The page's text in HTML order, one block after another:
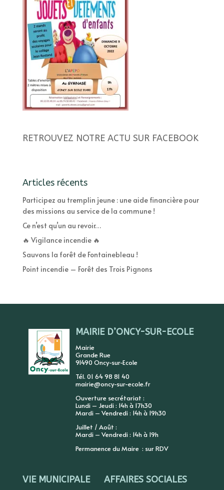
RETROUVEZ NOTRE ACTU SUR FACEBOOK
Articles récents
Participez au tremplin jeune : une aide financière pour
des missions au service de la commune !
Ce n’est qu’un au revoir…
🔥 Vigilance incendie 🔥
Sauvons la forêt de Fontainebleau !
Point incendie – Forêt des Trois Pignons
MAIRIE D’ONCY-SUR-ECOLE
Mairie
Grande Rue
91490 Oncy-sur-Ecole
Tél. 01 64 98 81 40
mairie@oncy-sur-ecole.fr
Ouverture secrétariat :
Lundi – Jeudi : 14h à 17h30
Mardi – Vendredi : 14h à 19h30
Juillet / Août :
Mardi – Vendredi : 14h à 19h
Permanence du Maire : sur RDV
VIE MUNICIPALE AFFAIRES SOCIALES